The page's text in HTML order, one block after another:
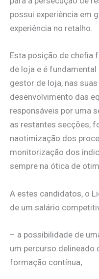
possui experiência em
experiência no retalho.
Esta posição de chefia
de loja e é
gestor de loja, nas
desenvolvimento das
responsáveis por uma
as restantes secções,
naotimização dos
monitorização dos
sempre na ótica de
A estes candidatos, o
de um salário
– a possibilidade de
um percurso delineado
formação contínua;